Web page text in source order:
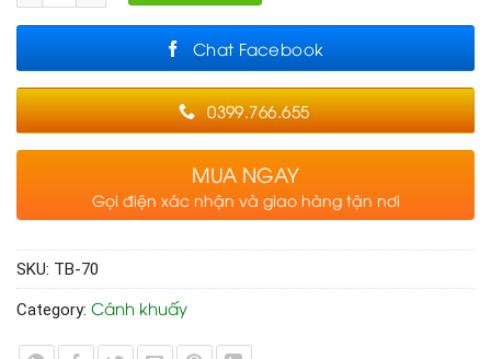
Chat Facebook
0399.766.655
MUA NGAY
Gọi điện xác nhận và giao hàng tận nơi
SKU: TB-70
Category: Cánh khuấy